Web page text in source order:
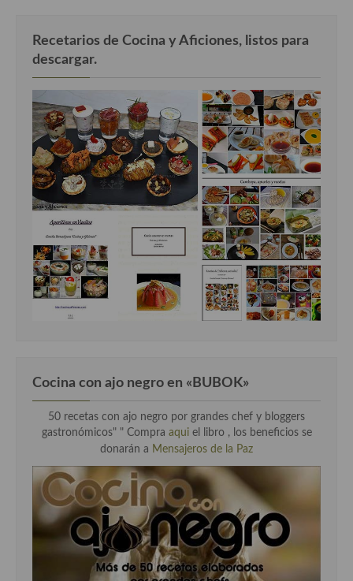
Recetarios de Cocina y Aficiones, listos para
descargar.
Cocina con ajo negro en «BUBOK»
50 recetas con ajo negro por grandes chef y bloggers
gastronómicos" " Compra aqui el libro , los beneficios se
donarán a Mensajeros de la Paz